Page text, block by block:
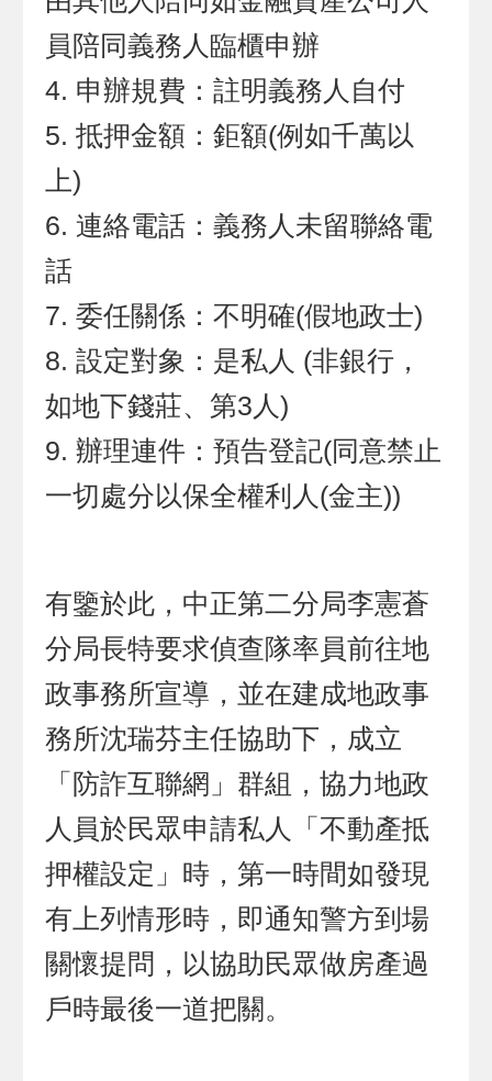
員陪同義務人臨櫃申辦
申辦規費：註明義務人自付
抵押金額：鉅額(例如千萬以
上)
連絡電話：義務人未留聯絡電
話
委任關係：不明確(假地政士)
設定對象：是私人 (非銀行，
如地下錢莊、第3人)
辦理連件：預告登記(同意禁止
一切處分以保全權利人(金主))
有鑒於此，中正第二分局李憲蒼
分局長特要求偵查隊率員前往地
政事務所宣導，並在建成地政事
務所沈瑞芬主任協助下，成立
「防詐互聯網」群組，協力地政
人員於民眾申請私人「不動產抵
押權設定」時，第一時間如發現
有上列情形時，即通知警方到場
關懷提問，以協助民眾做房產過
戶時最後一道把關。